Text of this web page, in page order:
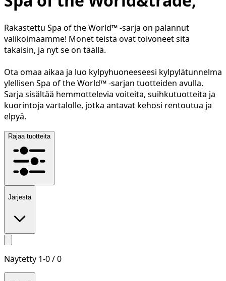
Rakastettu Spa of the World™ -sarja on palannut
valikoimaamme! Monet teistä ovat toivoneet sitä
takaisin, ja nyt se on täällä.
Ota omaa aikaa ja luo kylpyhuoneeseesi kylpylätunnelma
ylellisen Spa of the World™ -sarjan tuotteiden avulla.
Sarja sisältää hemmottelevia voiteita, suihkutuotteita ja
kuorintoja vartalolle, jotka antavat kehosi rentoutua ja
elpyä.
Rajaa tuotteita
Järjestä
Näytetty 1-0/0